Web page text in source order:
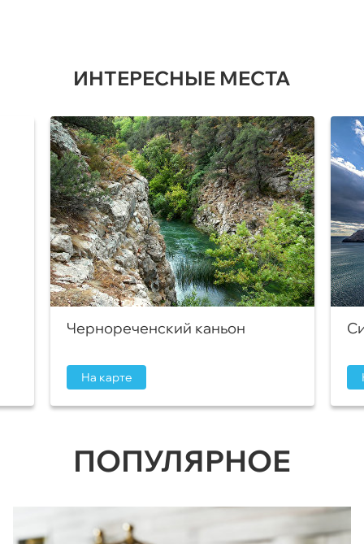
ИНТЕРЕСНЫЕ МЕСТА
Чернореченский каньон
На карте
ПОПУЛЯРНОЕ